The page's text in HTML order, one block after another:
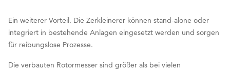
Ein weiterer Vorteil. Die Zerkleinerer können stand-alone oder
integriert in bestehende Anlagen eingesetzt werden und sorgen
für reibungslose Prozesse.
Die verbauten Rotormesser sind größer als bei vielen